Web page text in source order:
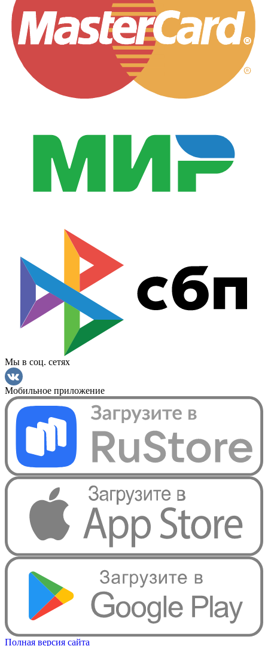
Мы в соц. сетях
Мобильное приложение
Полная версия сайта